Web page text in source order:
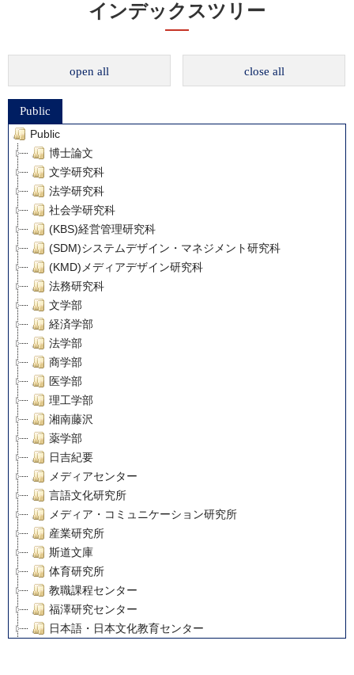
インデックスツリー
open all close all
Public
Public
博士論文
文学研究科
法学研究科
社会学研究科
(KBS)経営管理研究科
(SDM)システムデザイン・マネジメント研究科
(KMD)メディアデザイン研究科
法務研究科
文学部
経済学部
法学部
商学部
医学部
理工学部
湘南藤沢
薬学部
日吉紀要
メディアセンター
言語文化研究所
メディア・コミュニケーション研究所
産業研究所
斯道文庫
体育研究所
教職課程センター
福澤研究センター
日本語・日本文化教育センター